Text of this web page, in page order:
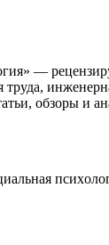
—
обзоры и